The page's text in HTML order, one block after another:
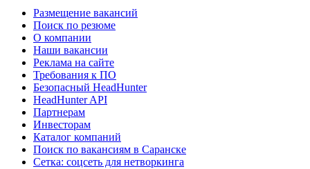
Размещение вакансий
Поиск по резюме
О компании
Наши вакансии
Реклама на сайте
Требования к ПО
Безопасный HeadHunter
HeadHunter API
Партнерам
Инвесторам
Каталог компаний
Поиск по вакансиям в Саранске
Сетка: соцсеть для нетворкинга